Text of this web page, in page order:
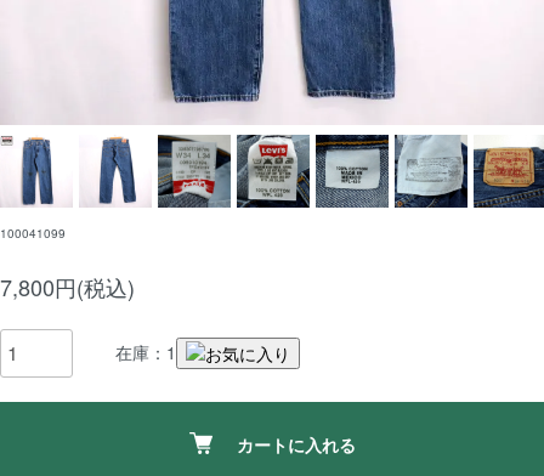
100041099
7,800円(税込)
在庫：1
カートに入れる